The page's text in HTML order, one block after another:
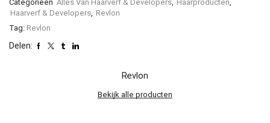
Categorieën Alles Van Haarverf & Developers, Haarproducten,
Haarverf & Developers, Revlon
Tag: Revlon
Delen:
Revlon
Bekijk alle producten